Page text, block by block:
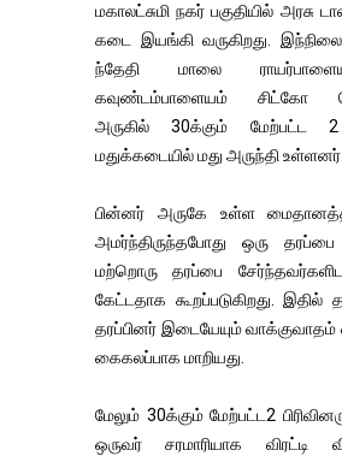
மகாலட்சுமி நகர் பகுதியில் அரசு
கடை இயங்கி வருகிறது.
ந்தேதி மாலை
கவுண்டம்பாளையம் சிட்கோ
அருகில் 30க்கும் மேற்பட்ட
மதுக்கடையில் மது அருந்தி உள்ளனர்.
பின்னர் அருகே உள்ள
அமர்ந்திருந்தபோது ஒரு
மற்றொரு தரப்பை
கேட்டதாக கூறப்படுகிறது. இதில்
தரப்பினர் இடையேயும் வாக்குவாதம்
கைகலப்பாக மாறியது.
மேலும் 30க்கும் மேற்பட்ட2
ஒருவர் சரமாரியாக விரட்டி